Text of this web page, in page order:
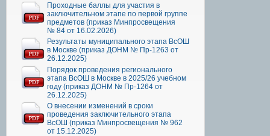
Проходные баллы для участия в
заключительном этапе по первой группе
предметов (приказ Минпросвещения
№ 84 от 16.02.2026)
Результаты муниципального этапа ВсОШ
в Москве (приказ ДОНМ № Пр-1263 от
26.12.2025)
Порядок проведения регионального
этапа ВсОШ в Москве в 2025/26 учебном
году (приказ ДОНМ № Пр-1264 от
26.12.2025)
О внесении изменений в сроки
проведения заключительного этапа
ВсОШ (приказ Минпросвещения № 962
от 15.12.2025)